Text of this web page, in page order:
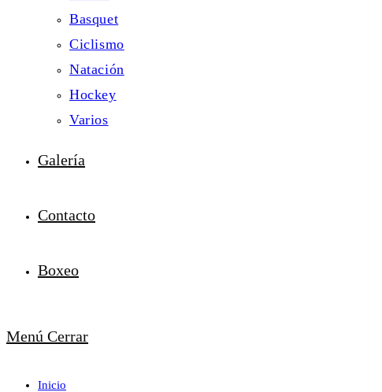
Basquet
Ciclismo
Natación
Hockey
Varios
Galería
Contacto
Boxeo
Menú Cerrar
Inicio